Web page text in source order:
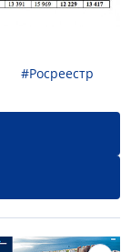
#Росреестр